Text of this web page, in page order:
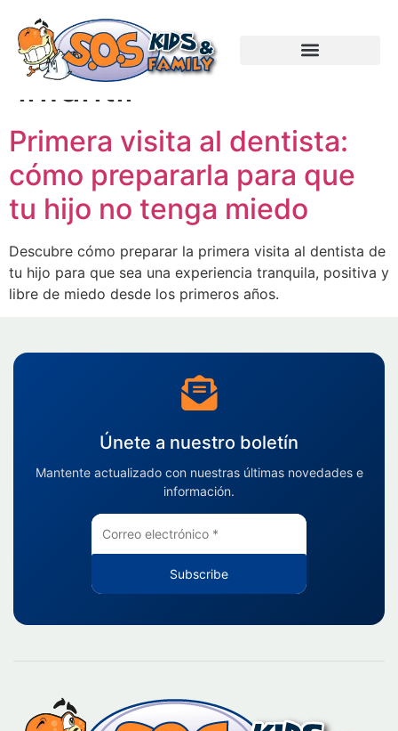
Etiquetas:Caries
infantil
Primera visita al dentista:
cómo prepararla para que
tu hijo no tenga miedo
Descubre cómo preparar la primera visita al dentista de
tu hijo para que sea una experiencia tranquila, positiva y
libre de miedo desde los primeros años.
Únete a nuestro boletín
Mantente actualizado con nuestras últimas novedades e
información.
Subscribe